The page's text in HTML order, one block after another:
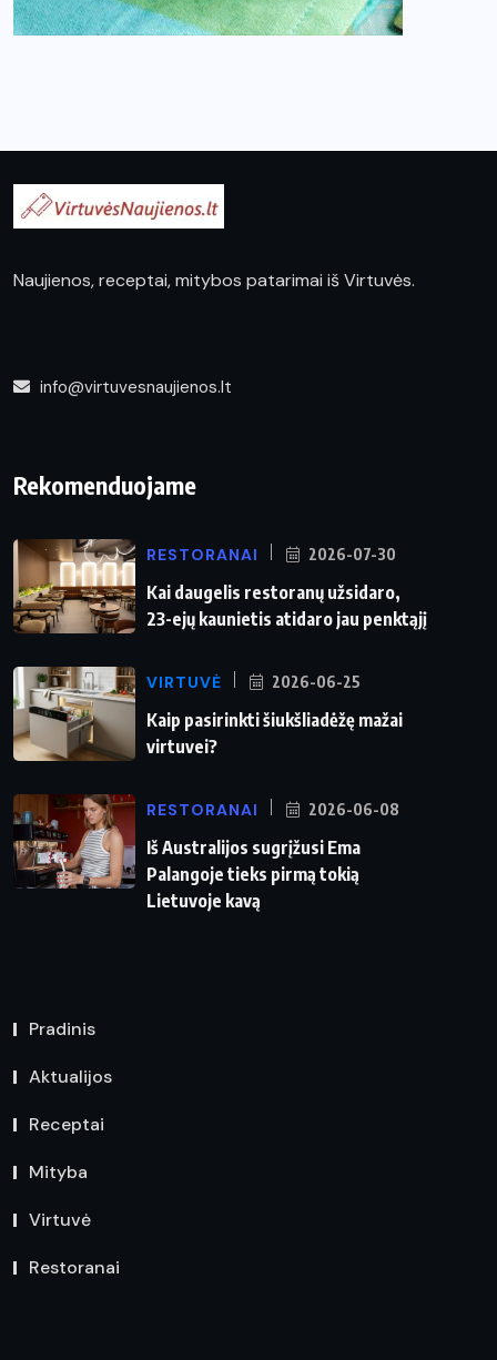
Naujienos, receptai, mitybos patarimai iš Virtuvės.
info@virtuvesnaujienos.lt
Rekomenduojame
RESTORANAI 2026-07-30
Kai daugelis restoranų užsidaro,
23-ejų kaunietis atidaro jau penktąjį
VIRTUVĖ 2026-06-25
Kaip pasirinkti šiukšliadėžę mažai
virtuvei?
RESTORANAI 2026-06-08
Iš Australijos sugrįžusi Ema
Palangoje tieks pirmą tokią
Lietuvoje kavą
Pradinis
Aktualijos
Receptai
Mityba
Virtuvė
Restoranai